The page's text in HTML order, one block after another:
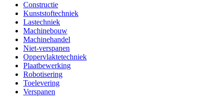
Constructie
Kunststoftechniek
Lastechniek
Machinebouw
Machinehandel
Niet-verspanen
Oppervlaktetechniek
Plaatbewerking
Robotisering
Toelevering
Verspanen